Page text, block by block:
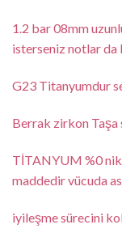
1.2 bar 08mm
isterseniz notlar
G23 Titanyumdur
Berrak zirkon Taşa
TİTANYUM %0
maddedir vücuda
iyileşme sürecini